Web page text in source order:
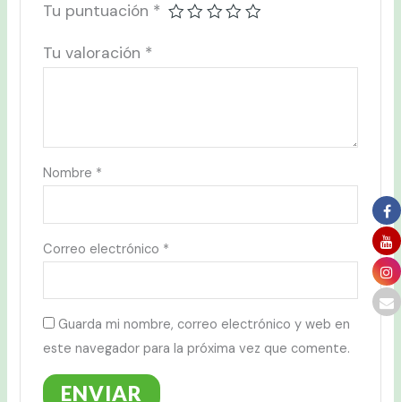
Tu puntuación *
Tu valoración *
Nombre *
Correo electrónico *
Guarda mi nombre, correo electrónico y web en
este navegador para la próxima vez que comente.